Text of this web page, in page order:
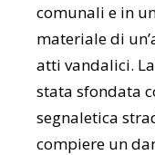
comunali e in
materiale di
atti vandalici.
stata sfondata
segnaletica
compiere un